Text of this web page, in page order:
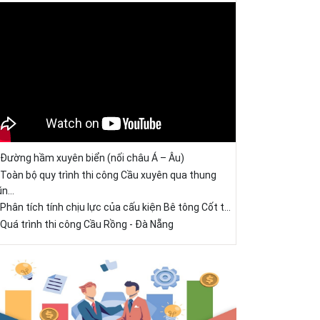
Đường hầm xuyên biển (nối châu Á – Âu)
Toàn bộ quy trình thi công Cầu xuyên qua thung
Phân tích tính chịu lực của cấu kiện Bê tông Cốt t...
Quá trình thi công Cầu Rồng - Đà Nẵng